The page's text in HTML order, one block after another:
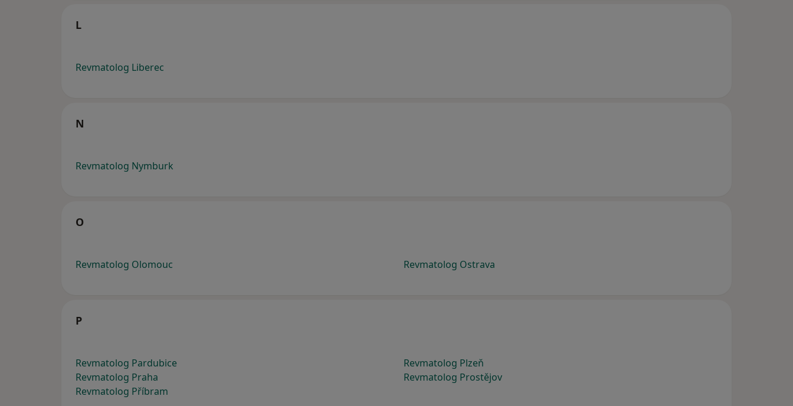
L
Revmatolog Liberec
N
Revmatolog Nymburk
O
Revmatolog Olomouc Revmatolog Ostrava
P
Revmatolog Pardubice
Revmatolog Plzeň
Revmatolog Praha
Revmatolog Prostějov
Revmatolog Příbram